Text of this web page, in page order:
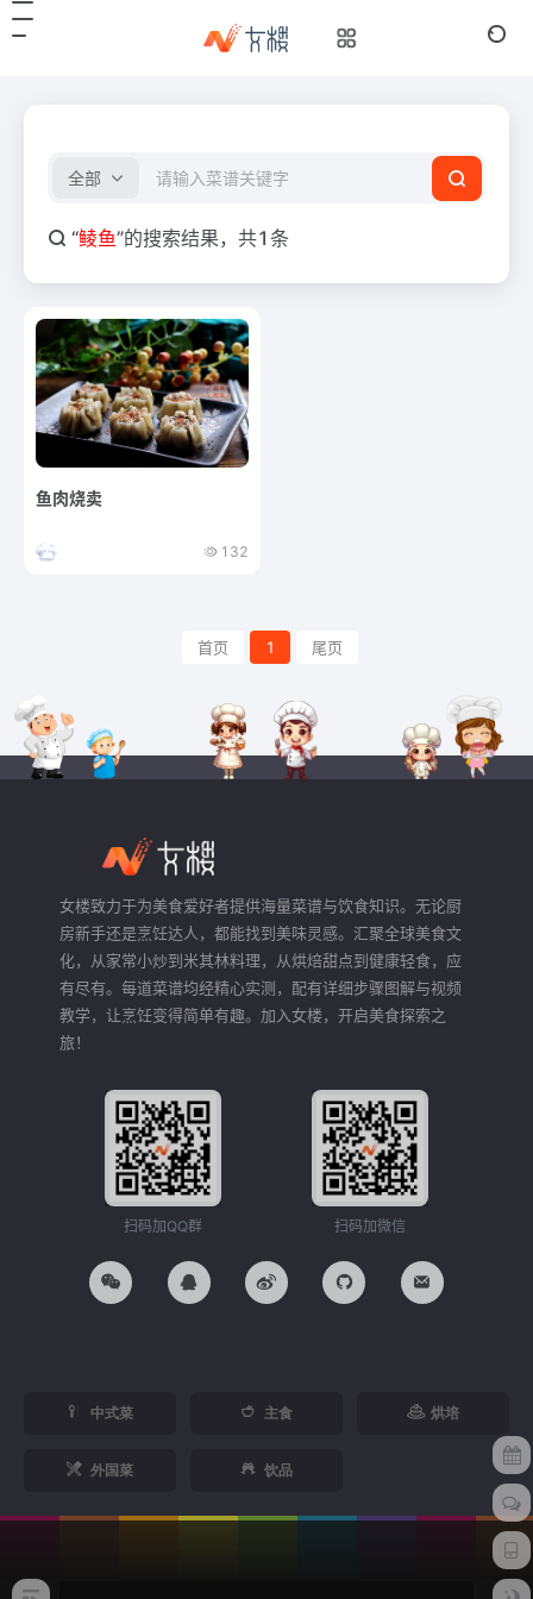
全部
“鲮鱼”的搜索结果，共1条
鱼肉烧卖
132
首页 1 尾页
女楼致力于为美食爱好者提供海量菜谱与饮食知识。无论厨
房新手还是烹饪达人，都能找到美味灵感。汇聚全球美食文
化，从家常小炒到米其林料理，从烘焙甜点到健康轻食，应
有尽有。每道菜谱均经精心实测，配有详细步骤图解与视频
教学，让烹饪变得简单有趣。加入女楼，开启美食探索之
旅！
扫码加QQ群 扫码加微信
中式菜 主食 烘培
外国菜 饮品